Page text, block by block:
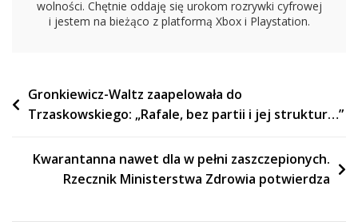
wolności. Chętnie oddaję się urokom rozrywki cyfrowej
i jestem na bieżąco z platformą Xbox i Playstation.
Nawigacja
wpisu
Gronkiewicz-Waltz zaapelowała do
Trzaskowskiego: „Rafale, bez partii i jej struktur…”
Kwarantanna nawet dla w pełni zaszczepionych.
Rzecznik Ministerstwa Zdrowia potwierdza